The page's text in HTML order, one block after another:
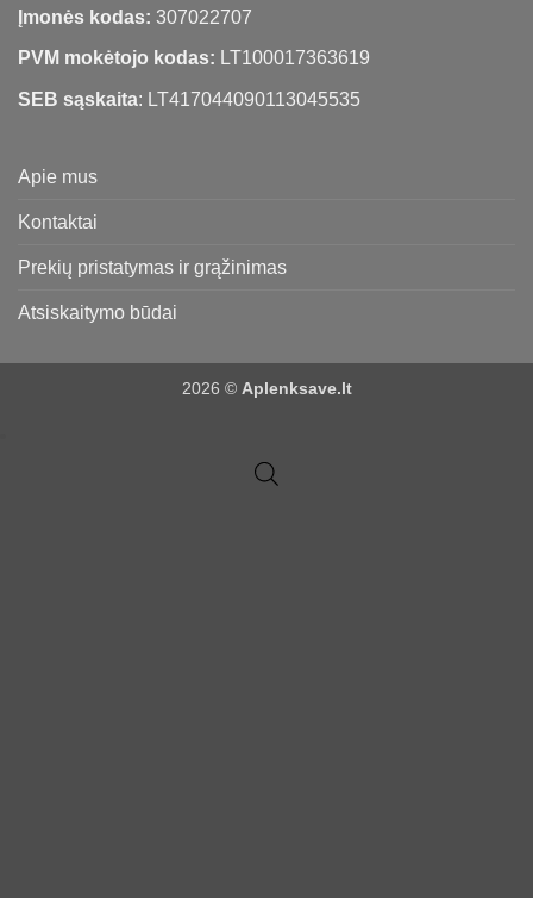
Įmonės kodas: 307022707
PVM mokėtojo kodas: LT100017363619
SEB sąskaita: LT417044090113045535
Apie mus
Kontaktai
Prekių pristatymas ir grąžinimas
Atsiskaitymo būdai
2026 © Aplenksave.lt